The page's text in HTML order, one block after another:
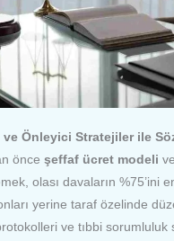
Önleyici Stratejiler ile
önce şeffaf ücret modeli ve
olası davaların %75’ini
yerine taraf özelinde
ve tıbbi sorumluluk